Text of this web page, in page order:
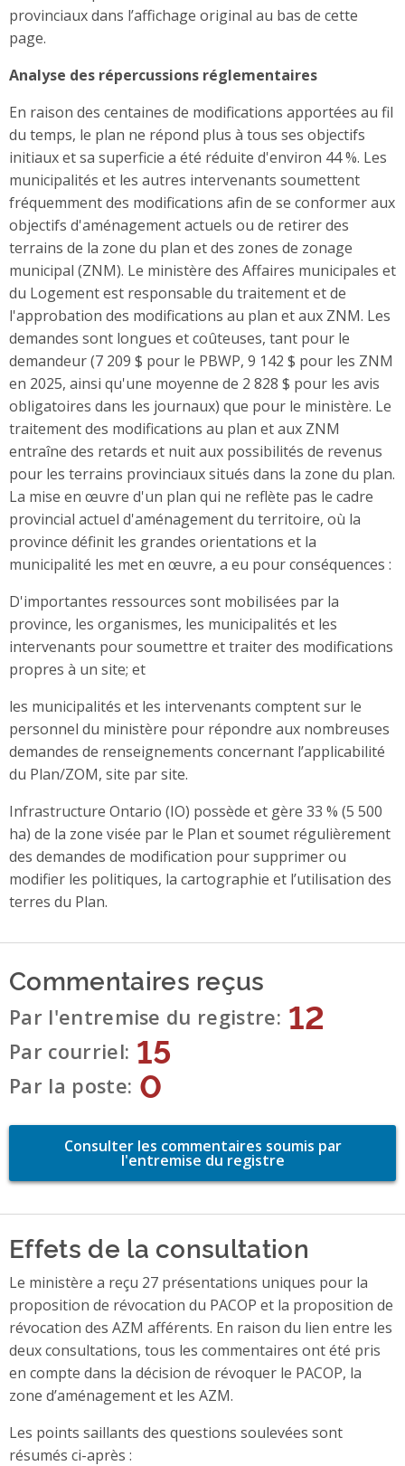
provinciaux dans l’affichage original au bas de cette
page.
Analyse des répercussions réglementaires
En raison des centaines de modifications apportées au fil
du temps, le plan ne répond plus à tous ses objectifs
initiaux et sa superficie a été réduite d'environ 44 %. Les
municipalités et les autres intervenants soumettent
fréquemment des modifications afin de se conformer aux
objectifs d'aménagement actuels ou de retirer des
terrains de la zone du plan et des zones de zonage
municipal (ZNM). Le ministère des Affaires municipales et
du Logement est responsable du traitement et de
l'approbation des modifications au plan et aux ZNM. Les
demandes sont longues et coûteuses, tant pour le
demandeur (7 209 $ pour le PBWP, 9 142 $ pour les ZNM
en 2025, ainsi qu'une moyenne de 2 828 $ pour les avis
obligatoires dans les journaux) que pour le ministère. Le
traitement des modifications au plan et aux ZNM
entraîne des retards et nuit aux possibilités de revenus
pour les terrains provinciaux situés dans la zone du plan.
La mise en œuvre d'un plan qui ne reflète pas le cadre
provincial actuel d'aménagement du territoire, où la
province définit les grandes orientations et la
municipalité les met en œuvre, a eu pour conséquences :
D'importantes ressources sont mobilisées par la
province, les organismes, les municipalités et les
intervenants pour soumettre et traiter des modifications
propres à un site; et
les municipalités et les intervenants comptent sur le
personnel du ministère pour répondre aux nombreuses
demandes de renseignements concernant l’applicabilité
du Plan/ZOM, site par site.
Infrastructure Ontario (IO) possède et gère 33 % (5 500
ha) de la zone visée par le Plan et soumet régulièrement
des demandes de modification pour supprimer ou
modifier les politiques, la cartographie et l’utilisation des
terres du Plan.
Commentaires reçus
Par l'entremise du registre 12
Par courriel 15
Par la poste 0
Consulter les commentaires soumis par
l'entremise du registre
Effets de la consultation
Le ministère a reçu 27 présentations uniques pour la
proposition de révocation du PACOP et la proposition de
révocation des AZM afférents. En raison du lien entre les
deux consultations, tous les commentaires ont été pris
en compte dans la décision de révoquer le PACOP, la
zone d’aménagement et les AZM.
Les points saillants des questions soulevées sont
résumés ci-après :